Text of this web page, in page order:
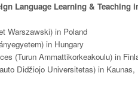
Language Learning & Teaching
Warszawski) in Poland
in Hungary
(Turun Ammattikorkeakoulu) in
Didžiojo Universitetas) in Kaunas,